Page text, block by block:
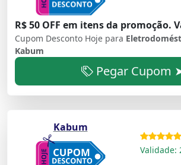
R$ 50 OFF em itens da promoção.
Cupom Desconto Hoje para
Kabum
Pegar Cupom
Kabum
Validade: